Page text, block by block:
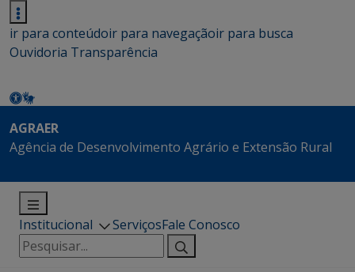
ir para conteúdoir para navegaçãoir para busca
Ouvidoria Transparência
AGRAER
Agência de Desenvolvimento Agrário e Extensão Rural
Institucional ServiçosFale Conosco
Pesquisar
por: